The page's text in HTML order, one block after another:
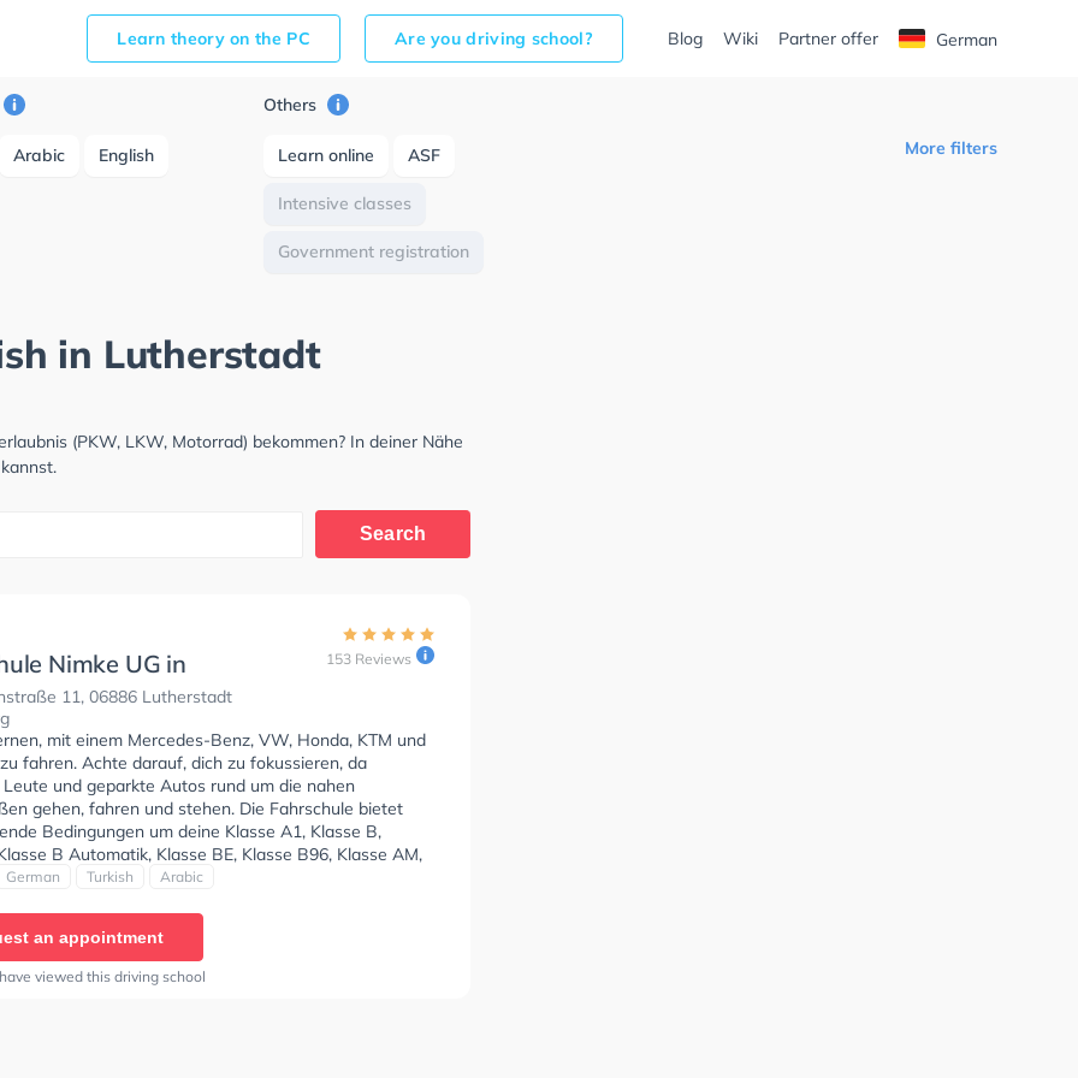
Learn theory on the PC Are you driving school? Blog Wiki Partner offer German
Arabic English
Others
Learn online ASF
Intensive classes
Government registration
More filters
in Lutherstadt
(PKW, LKW, Motorrad) bekommen? In deiner Nähe
Search
Nimke UG in
Wittenberg
11, 06886 Lutherstadt
153 Reviews
mit einem Mercedes-Benz, VW, Honda, KTM und
fahren. Achte darauf, dich zu fokussieren, da
und geparkte Autos rund um die nahen
gehen, fahren und stehen. Die Fahrschule bietet
Bedingungen um deine Klasse A1, Klasse B,
B Automatik, Klasse BE, Klasse B96, Klasse AM,
Klasse A2, B196, B197 und Klasse B197 zu erhalten.
Die Erste-Hilfe-Kurs in der Schule. Wir empfehlen dir
theorie tests am PC zu absolvieren, um dich gut auf
Prüfung. Letzte Bewertung: "Ja wieso fahrschule
Ich würde sie weiteren Freunden empfehlen. Gute
German Turkish Arabic
an appointment
viewed this driving school